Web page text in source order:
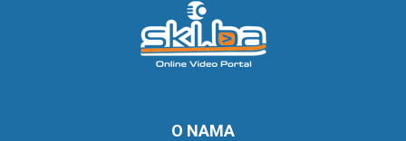
O NAMA